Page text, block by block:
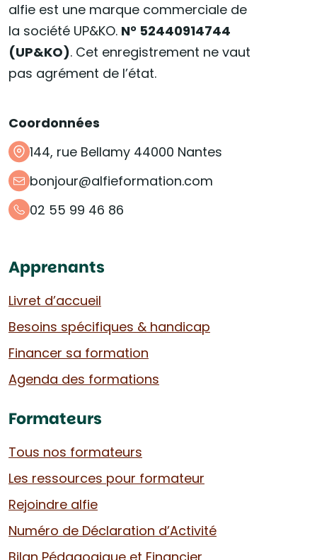
alfie est une marque commerciale de
la société UP&KO. N° 52440914744
(UP&KO). Cet enregistrement ne vaut
pas agrément de l’état.
Coordonnées
144, rue Bellamy 44000 Nantes
bonjour@alfieformation.com
02 55 99 46 86
Apprenants
Livret d’accueil
Besoins spécifiques & handicap
Financer sa formation
Agenda des formations
Formateurs
Tous nos formateurs
Les ressources pour formateur
Rejoindre alfie
Numéro de Déclaration d’Activité